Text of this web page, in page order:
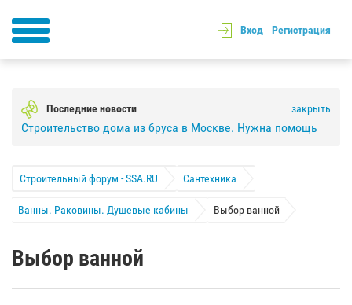
Вход Регистрация
Последние новости закрыть
Строительство дома из бруса в Москве. Нужна помощь
Строительный форум - SSA.RU Сантехника
Ванны. Раковины. Душевые кабины Выбор ванной
Выбор ванной